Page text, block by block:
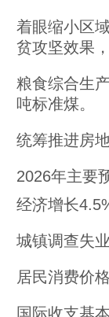
着眼缩小区
贫攻坚效果
粮食综合生
吨标准煤。
统筹推进房
2026年主要
经济增长
城镇调查失
居民消费价
国际收支基